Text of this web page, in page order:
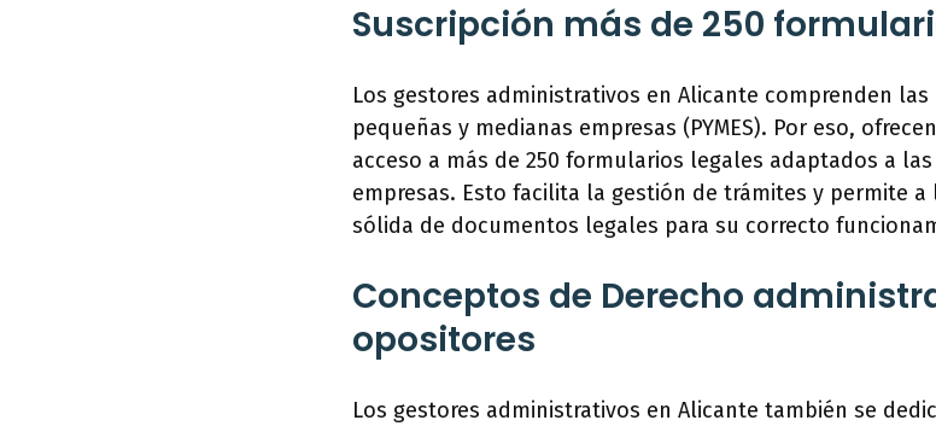
Suscripción más de 250
Los gestores administrativos en Alicante comprenden
pequeñas y medianas empresas (PYMES). Por eso,
acceso a más de 250 formularios legales adaptados a
empresas. Esto facilita la gestión de trámites y permite a
sólida de documentos legales para su correcto
Conceptos de Derecho
opositores
Los gestores administrativos en Alicante también se